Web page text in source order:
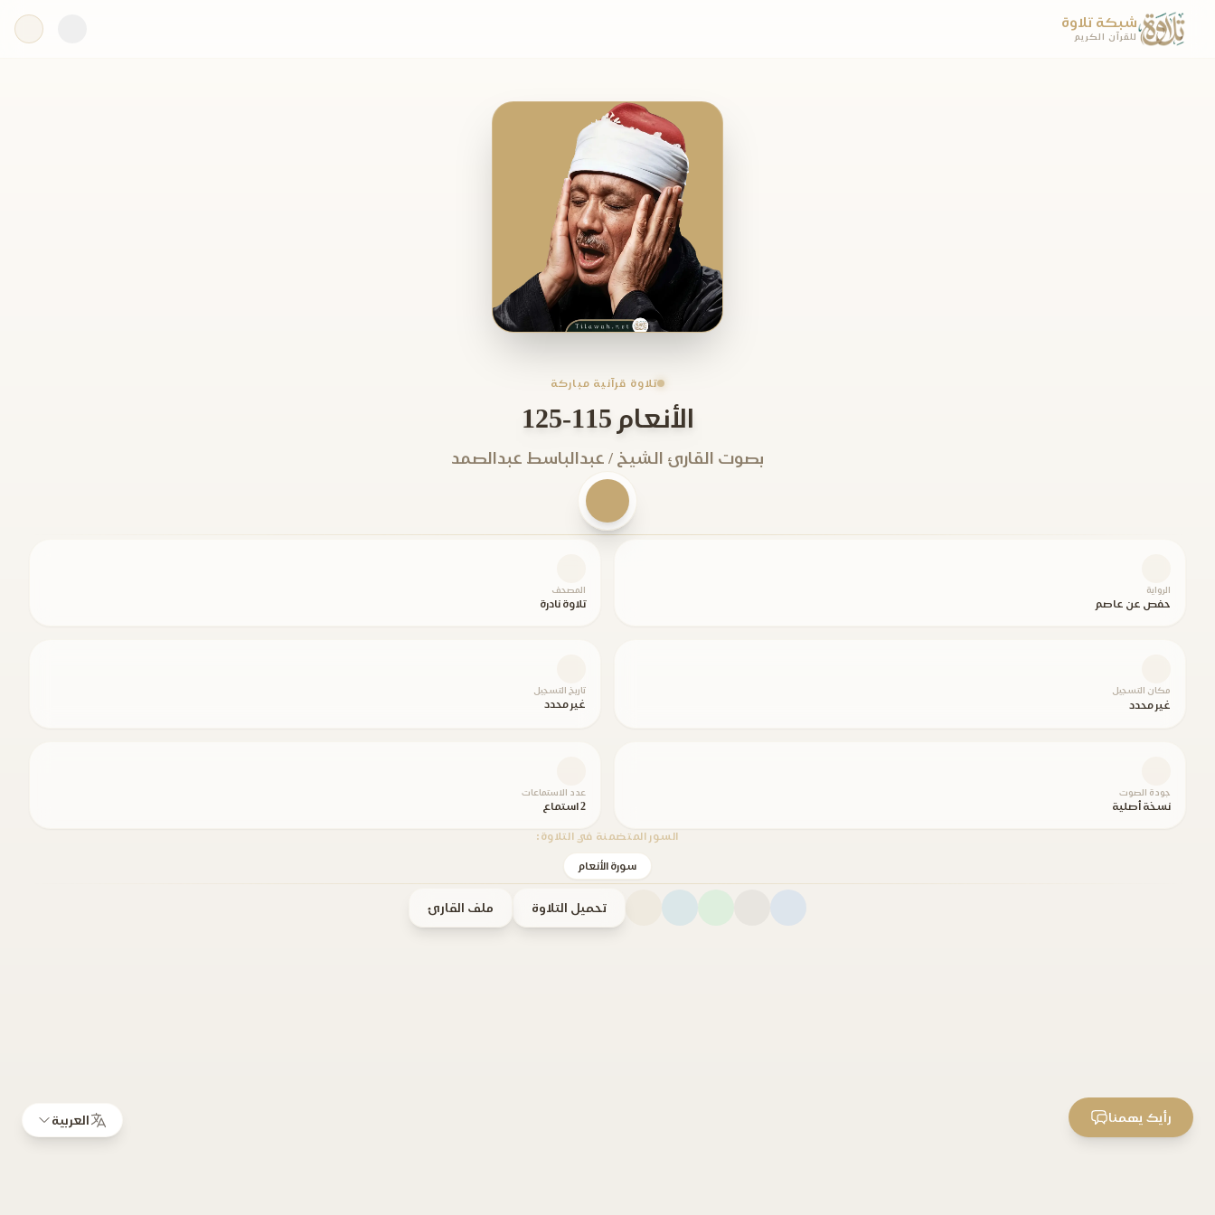
شبكة تلاوة
للقرآن الكريم
تلاوة قرآنية مباركة
الأنعام 115-125
بصوت القارئ الشيخ / عبدالباسط عبدالصمد
الرواية
حفص عن عاصم
المصحف
تلاوة نادرة
مكان التسجيل
غير محدد
تاريخ التسجيل
غير محدد
جودة الصوت
نسخة أصلية
عدد الاستماعات
2 استماع
السور المتضمنة في التلاوة:
سورة الأنعام
تحميل التلاوة ملف القارئ
العربية رأيك يهمنا